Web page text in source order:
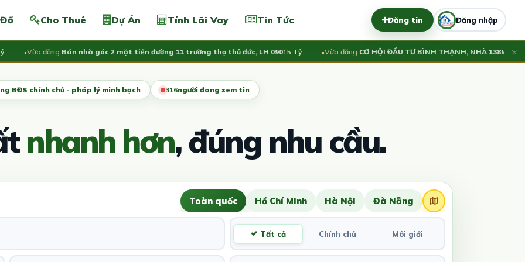
Cho Thuê Dự Án Tính Lãi Vay Tin Tức Đăng tin Đăng nhập
Vừa đăng:Bán nhà góc 2 mặt tiền đường 11 trường thọ thủ đức, LH 09015 Tỷ Vừa đăng:CƠ HỘI ĐẦU TƯ BÌNH THẠNH, NHÀ 138M² ĐANG×
BĐS chính chủ - pháp lý minh bạch 316người đang xem tin
nhanh hơn, đúng nhu cầu.
Toàn quốc Hồ Chí Minh Hà Nội Đà Nẵng
Tất cả Chính chủ Môi giới